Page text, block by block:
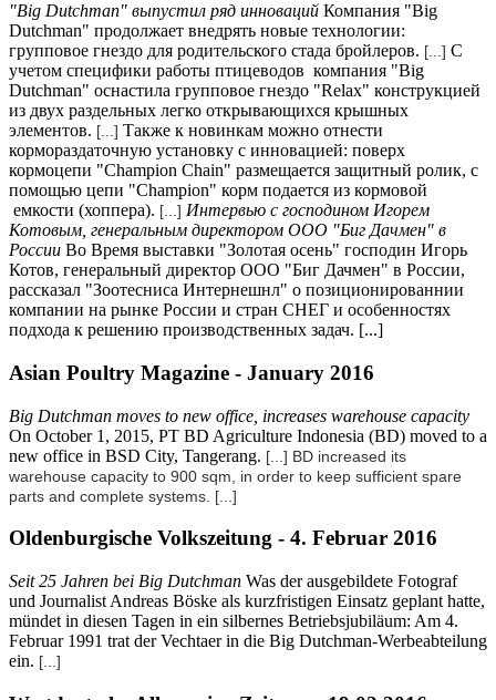
"Big Dutchman" выпустил ряд инноваций Компания "Big
Dutchman" продолжает внедрять новые технологии:
групповое гнездо для родительского стада бройлеров. [...] С
учетом специфики работы птицеводов компания "Big
Dutchman" оснастила групповое гнездо "Relax" конструкцией
из двух раздельных легко открывающихся крышных
элементов. [...] Также к новинкам можно отнести
кормораздаточную установку с инновацией: поверх
кормоцепи "Champion Chain" размещается защитный ролик, с
помощью цепи "Champion" корм подается из кормовой
емкости (хоппера). [...] Интервью с господином Игорем
Котовым, генеральным директором ООО "Биг Дачмен" в
России Во Время выставки "Золотая осень" господин Игорь
Котов, генеральный директор ООО "Биг Дачмен" в России,
рассказал "Зоотесниса Интернешнл" о позиционированнии
компании на рынке России и стран СНЕГ и особенностях
подхода к решению производственных задач. [...]
Asian Poultry Magazine - January 2016
Big Dutchman moves to new office, increases warehouse capacity
On October 1, 2015, PT BD Agriculture Indonesia (BD) moved to a
new office in BSD City, Tangerang. [...] BD increased its
warehouse capacity to 900 sqm, in order to keep sufficient spare
parts and complete systems. [...]
Oldenburgische Volkszeitung - 4. Februar 2016
Seit 25 Jahren bei Big Dutchman Was der ausgebildete Fotograf
und Journalist Andreas Böske als kurzfristigen Einsatz geplant hatte,
mündet in diesen Tagen in ein silbernes Betriebsjubiläum: Am 4.
Februar 1991 trat der Vechtaer in die Big Dutchman-Werbeabteilung
ein. [...]